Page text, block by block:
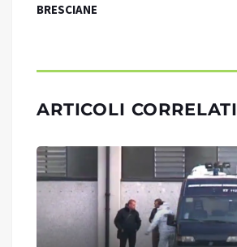
BRESCIANE
ARTICOLI CORRELATI